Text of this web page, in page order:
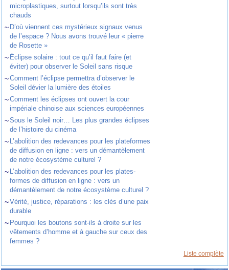
microplastiques, surtout lorsqu’ils sont très
chauds
~ D’où viennent ces mystérieux signaux venus
de l’espace ? Nous avons trouvé leur « pierre
de Rosette »
~ Éclipse solaire : tout ce qu’il faut faire (et
éviter) pour observer le Soleil sans risque
~Comment l’éclipse permettra d’observer le
Soleil dévier la lumière des étoiles
~Comment les éclipses ont ouvert la cour
impériale chinoise aux sciences européennes
~Sous le Soleil noir… Les plus grandes éclipses
de l’histoire du cinéma
~ L’abolition des redevances pour les plateformes
de diffusion en ligne : vers un démantèlement
de notre écosystème culturel ?
~ L’abolition des redevances pour les plates-
formes de diffusion en ligne : vers un
démantèlement de notre écosystème culturel ?
~Vérité, justice, réparations : les clés d’une paix
durable
~ Pourquoi les boutons sont-ils à droite sur les
vêtements d’homme et à gauche sur ceux des
femmes ?
Liste complète